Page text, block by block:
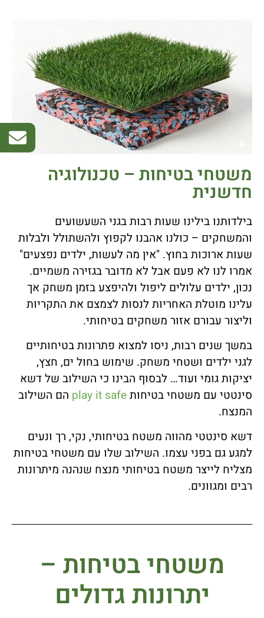
משטחי בטיחות – טכנולוגיה
חדשנית
בילדותנו בילינו שעות רבות בגני השעשועים
והמשחקים – כולנו אהבנו לקפוץ ולהשתולל ולבלות
שעות ארוכות בחוץ. "אין מה לעשות, ילדים נפצעים"
אמרו לנו לא פעם אבל לא מדובר בגזירה משמיים.
נכון, ילדים עלולים ליפול ולהיפצע בזמן משחק אך
עלינו מוטלת האחריות לנסות לצמצם את התקריות
וליצור עבורם אזור משחקים בטיחותי.
במשך שנים רבות, ניסו למצוא פתרונות בטיחותיים
לגני ילדים ושטחי משחק. שימוש בחול ים, חצץ,
יציקות גומי ועוד… לבסוף הבינו כי השילוב של דשא
סינטטי עם משטחי בטיחותplay it safe הם השילוב
המנצח.
דשא סינטטי מהווה משטח בטיחותי, נקי, רך ונעים
למגע גם בפני עצמו. השילוב שלו עם משטחי בטיחות
מצליח לייצר משטח בטיחותי מנצח שנהנה מיתרונות
רבים ומגוונים.
משטחי בטיחות –
יתרונות גדולים